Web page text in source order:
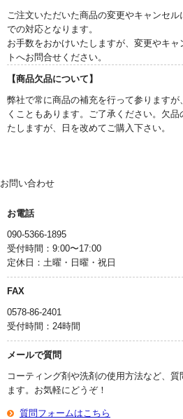
ご注文いただいた商品の変更やキャンセ
での対応となります。
お手数をおかけいたしますが、変更やキ
トへお問合せください。
【商品欠品について】
弊社で常に商品の補充を行って参ります
くこともあります。ご了承ください。欠
たしますが、日を改めてご購入下さい。
お問い合わせ
お電話
090-5366-1895
受付時間：9:00〜17:00
定休日：土曜・日曜・祝日
FAX
0578-86-2401
受付時間：24時間
メールで質問
コーティング剤や洗剤の使用方法など、
ます。お気軽にどうぞ！
質問フォームはこちら